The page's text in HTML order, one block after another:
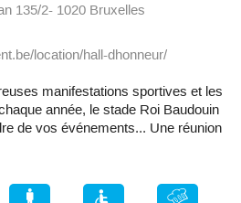
135/2- 1020 Bruxelles
location/hall-dhonneur/
manifestations sportives et les
année, le stade Roi Baudouin
de vos événements... Une réunion